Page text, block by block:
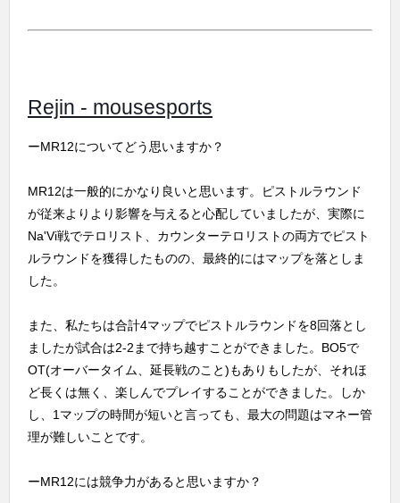
Rejin - mousesports
ーMR12についてどう思いますか？
MR12は一般的にかなり良いと思います。ピストルラウンド
が従来よりより影響を与えると心配していましたが、実際に
Na'Vi戦でテロリスト、カウンターテロリストの両方でピスト
ルラウンドを獲得したものの、最終的にはマップを落としま
した。
また、私たちは合計4マップでピストルラウンドを8回落とし
ましたが試合は2-2まで持ち越すことができました。BO5で
OT(オーバータイム、延長戦のこと)もありもしたが、それほ
ど長くは無く、楽しんでプレイすることができました。しか
し、1マップの時間が短いと言っても、最大の問題はマネー管
理が難しいことです。
ーMR12には競争力があると思いますか？